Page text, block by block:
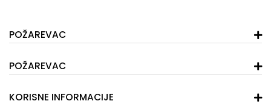
POŽAREVAC
POŽAREVAC
KORISNE INFORMACIJE